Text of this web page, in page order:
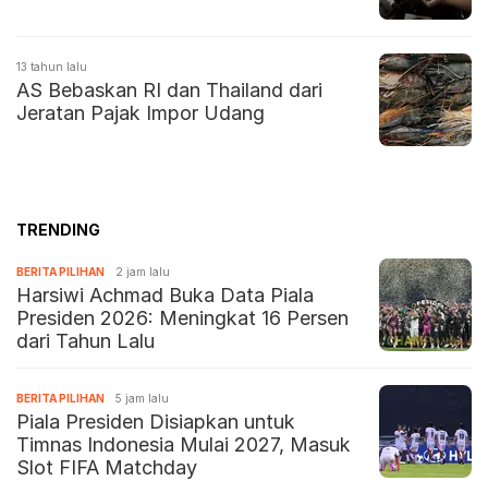
13 tahun lalu
AS Bebaskan RI dan Thailand dari
Jeratan Pajak Impor Udang
TRENDING
BERITA PILIHAN 2 jam lalu
Harsiwi Achmad Buka Data Piala
Presiden 2026: Meningkat 16 Persen
dari Tahun Lalu
BERITA PILIHAN 5 jam lalu
Piala Presiden Disiapkan untuk
Timnas Indonesia Mulai 2027, Masuk
Slot FIFA Matchday